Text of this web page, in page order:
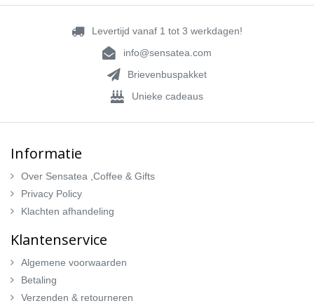
Levertijd vanaf 1 tot 3 werkdagen!
info@sensatea.com
Brievenbuspakket
Unieke cadeaus
Informatie
Over Sensatea ,Coffee & Gifts
Privacy Policy
Klachten afhandeling
Klantenservice
Algemene voorwaarden
Betaling
Verzenden & retourneren